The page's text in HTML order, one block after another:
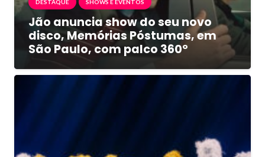
DESTAQUE SHOWS E EVENTOS
Jão anuncia show do seu novo
disco, Memórias Póstumas, em
São Paulo, com palco 360º